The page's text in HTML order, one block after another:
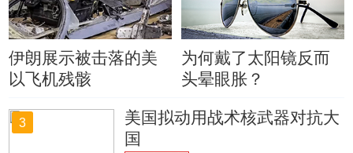
伊朗展示被击落的美
以飞机残骸
为何戴了太阳镜反而
头晕眼胀？
3
美国拟动用战术核武器对抗大
国